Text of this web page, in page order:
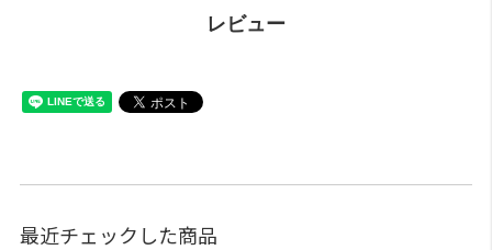
レビュー
最近チェックした商品